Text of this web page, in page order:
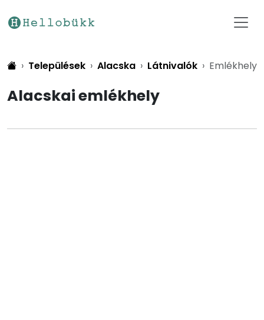
Települések Alacska Látnivalók Emlékhely
Alacskai emlékhely